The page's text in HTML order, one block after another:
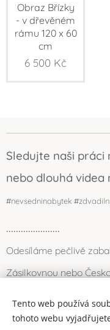
Obraz Břízky
- v dřevěném
rámu 120 x 60
cm
6 500 Kč
Sledujte naši práci
nebo dlouhá videa
#nevsedninabytek
......................
Odesíláme pečlivě
Zásilkovnou nebo
Můžete se také
přivezeme a
Tento web používá
tohoto webu